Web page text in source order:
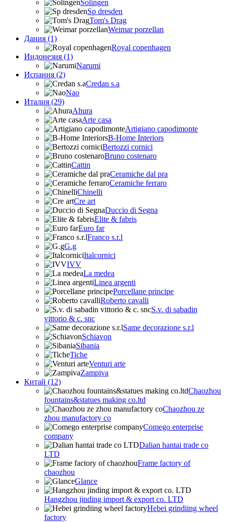
Solingen
Sp dresden
Tom's Drag
Weimar porzellan
Дания (1)
Royal copenhagen
Индонезия (1)
Narumi
Испания (2)
Credan s.a
Nao
Италия (29)
Ahura
Arte casa
Artigiano capodimonte
B-Home Interiors
Bertozzi cornici
Bruno costenaro
Cattin
Ceramiche dal pra
Ceramiche ferraro
Chinelli
Cre art
Duccio di Segna
Elite & fabris
Euro far
Franco s.r.l
G.g
Italcornici
IVV
La medea
Linea argenti
Porcellane principe
Roberto cavalli
S.v. di sabadin
vittorio & c. snc
Same decorazione s.r.l
Schiavon
Sibania
Tiche
Venturi arte
Zampiva
Китай (12)
Chaozhou
fountains&statues making co.ltd
Chaozhou ze
zhou manufactory co
Comego enterprise
company
Dalian hantai trade co
LTD
Frame factory of
chaozhou
Glance
Hangzhou jinding import & export co. LTD
Hebei grindiing wheel
factory